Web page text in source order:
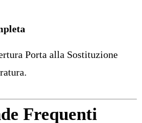
Porta alla Sostituzione
Frequenti